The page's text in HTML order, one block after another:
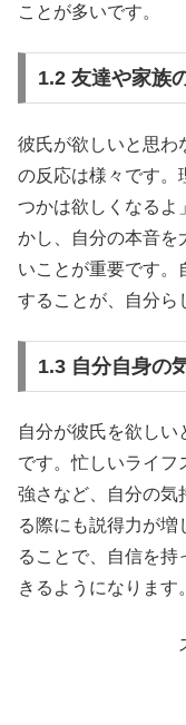
ことが多いです。
1.2 友達や家族
彼氏が欲しいと思わ
の反応は様々です。
つかは欲しくなるよ
かし、自分の本音を
いことが重要です。
することが、自分ら
1.3 自分自身の
自分が彼氏を欲しい
です。忙しいライフ
強さなど、自分の気
る際にも説得力が増
ることで、自信を
きるようになります。